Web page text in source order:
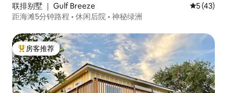
联排别墅 ｜ Gulf Breeze 平均评分
5 (43)
距海滩5分钟路程 • 休闲后院 • 神秘绿洲
热门「房客推荐」
房客推荐